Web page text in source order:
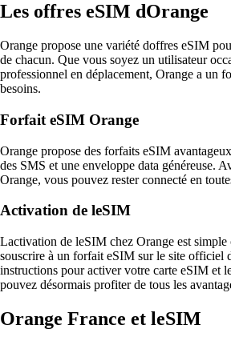
Les offres eSIM dOrange
Orange propose une variété doffres eSIM
de chacun. Que vous soyez un utilisateur
professionnel en déplacement, Orange a un
besoins.
Forfait eSIM Orange
Orange propose des forfaits eSIM
des SMS et une enveloppe data généreuse.
Orange, vous pouvez rester connecté en
Activation de leSIM
Lactivation de leSIM chez Orange est
souscrire à un forfait eSIM sur le site officiel
instructions pour activer votre carte eSIM et
pouvez désormais profiter de tous les
Orange France et leSIM